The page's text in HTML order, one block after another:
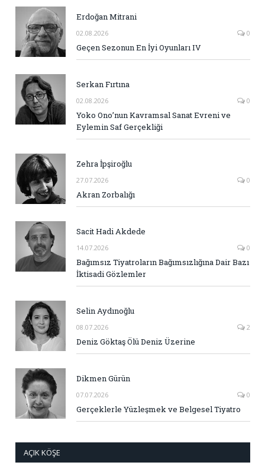
Erdoğan Mitrani
02.08.2026 0
Geçen Sezonun En İyi Oyunları IV
Serkan Fırtına
02.08.2026 0
Yoko Ono’nun Kavramsal Sanat Evreni ve
Eylemin Saf Gerçekliği
Zehra İpşiroğlu
27.07.2026 0
Akran Zorbalığı
Sacit Hadi Akdede
14.07.2026 0
Bağımsız Tiyatroların Bağımsızlığına Dair Bazı
İktisadi Gözlemler
Selin Aydınoğlu
08.07.2026 2
Deniz Göktaş Ölü Deniz Üzerine
Dikmen Gürün
07.07.2026 0
Gerçeklerle Yüzleşmek ve Belgesel Tiyatro
AÇIK KÖŞE